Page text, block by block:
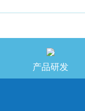
产品研发